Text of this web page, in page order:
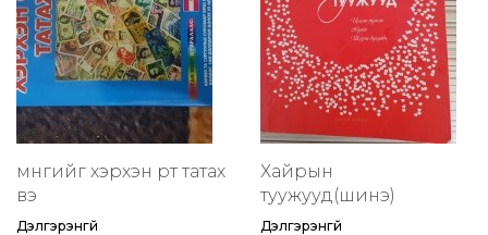
мөнгийг хэрхэн өөртөө татах
вэ
Дэлгэрэнгүй
Хайрын
туужууд(шинэ)
Дэлгэрэнгүй